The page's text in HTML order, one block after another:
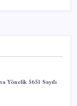
Yönelik 5651 Sayılı